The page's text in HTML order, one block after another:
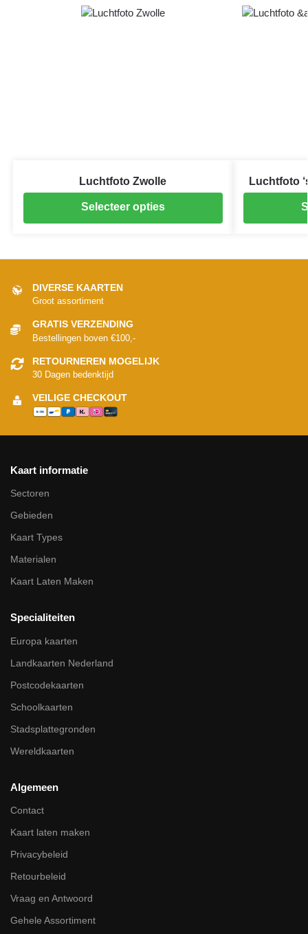
Luchtfoto Zwolle
Selecteer opties
Luchtfoto
DIVERSE KAARTEN
Groot assortiment
GRATIS VERZENDING
Bestellingen boven €100,-
RETOURNEREN MOGELIJK
30 Dagen bedenktijd
VEILIGE CHECKOUT
Kaart informatie
Sectoren
Gebieden
Kaart Types
Materialen
Kaart Laten Maken
Specialiteiten
Europa kaarten
Landkaarten Nederland
Postcodekaarten
Schoolkaarten
Stadsplattegronden
Wereldkaarten
Algemeen
Contact
Kaart laten maken
Privacybeleid
Retourbeleid
Vraag en Antwoord
Gehele Assortiment